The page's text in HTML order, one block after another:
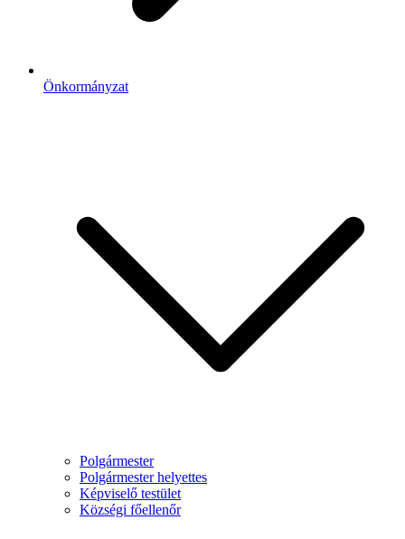
Önkormányzat
Polgármester
Polgármester helyettes
Képviselő testület
Községi főellenőr